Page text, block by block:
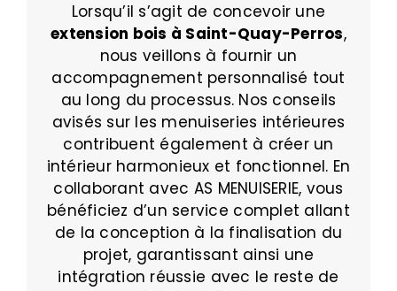
Lorsqu’il s’agit de concevoir une
extension bois à Saint-Quay-Perros,
nous veillons à fournir un
accompagnement personnalisé tout
au long du processus. Nos conseils
avisés sur les menuiseries intérieures
contribuent également à créer un
intérieur harmonieux et fonctionnel. En
collaborant avec AS MENUISERIE, vous
bénéficiez d’un service complet allant
de la conception à la finalisation du
projet, garantissant ainsi une
intégration réussie avec le reste de